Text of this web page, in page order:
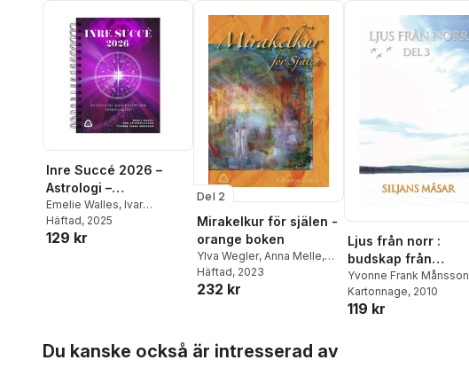
Inre Succé 2026 –
Astrologi –
Manifestation –
Spiritualitet
Emelie Walles, Ivar
Kristoffersson
Frank Månsson
Häftad, 2025
129 kr
Del 2
Mirakelkur för själen -
orange boken
Ylva Wegler, Anna Melle,
Alexander Herold
Chandra
Häftad, 2023
232 kr
Ljus från norr :
budskap från
universum genom
Siljans måsar. D. 3
Yvonne Frank Månsson
Kartonnage, 2010
119 kr
Du kanske också är intresserad av